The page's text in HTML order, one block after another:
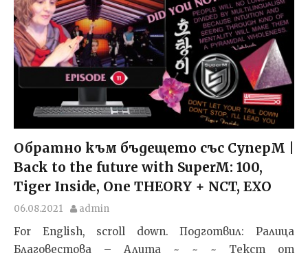
Обратно към бъдещето със СуперМ |
Back to the future with SuperM: 100,
Tiger Inside, One THEORY + NCT, EXO
06.08.2021 admin
For English, scroll down. Подготвил: Ралица
Благовестова – Алита ~ ~ ~ Текст от